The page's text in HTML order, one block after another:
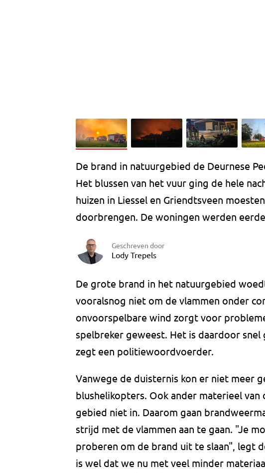
De brand in natuurgebied de Deurnese
Het blussen van het vuur ging de hele
huizen in Liessel en Griendtsveen
doorbrengen. De woningen werden
Geschreven door
Lody Trepels
De grote brand in het natuurgebied
vooralsnog niet om de vlammen onder
onvoorspelbare wind zorgt voor
spelbreker geweest. Het is daardoor snel
zegt een politiewoordvoerder.
Vanwege de duisternis kon er niet meer
blushelikopters. Ook ander materieel
gebied niet in. Daarom gaan
strijd met de vlammen aan te gaan. "Je
proberen om de brand uit te slaan", legt
is wel dat we nu met veel minder